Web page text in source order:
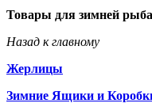
Товары для зимней
Назад к главному
Жерлицы
Зимние Ящики и